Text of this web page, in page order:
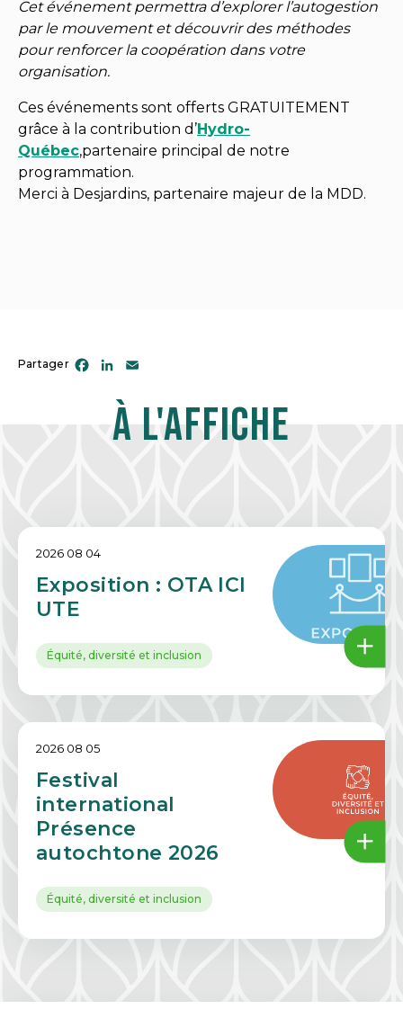
Cet événement permettra d’explorer l’autogestion
par le mouvement et découvrir des méthodes
pour renforcer la coopération dans votre
organisation.
Ces événements sont offerts GRATUITEMENT
grâce à la contribution d’Hydro-
Québec,partenaire principal de notre
programmation.
Merci à Desjardins, partenaire majeur de la MDD.
Partager Facebook
LinkedIn
À l'affiche
2026 08 04
Exposition : OTA ICI
UTE
Équité, diversité et inclusion
2026 08 05
Festival
international
Présence
autochtone 2026
Équité, diversité et inclusion